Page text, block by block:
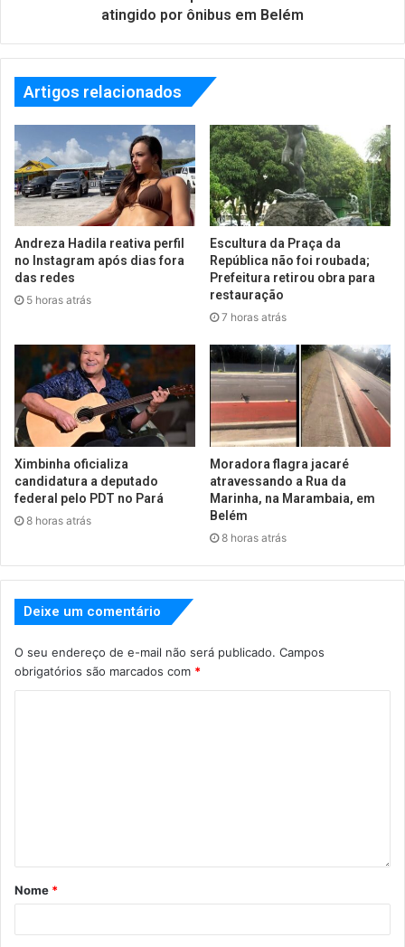
atingido por ônibus em Belém
Artigos relacionados
Andreza Hadila reativa perfil
no Instagram após dias fora
das redes
5 horas atrás
Escultura da Praça da
República não foi roubada;
Prefeitura retirou obra para
restauração
7 horas atrás
Ximbinha oficializa
candidatura a deputado
federal pelo PDT no Pará
8 horas atrás
Moradora flagra jacaré
atravessando a Rua da
Marinha, na Marambaia, em
Belém
8 horas atrás
Deixe um comentário
O seu endereço de e-mail não será publicado. Campos
obrigatórios são marcados com *
Nome *